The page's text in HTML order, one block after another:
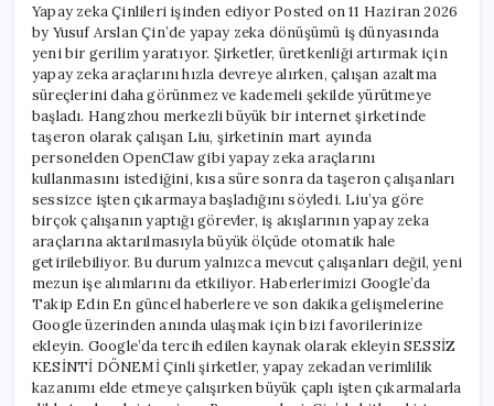
Yapay zeka Çinlileri işinden ediyor Posted on 11 Haziran 2026
by Yusuf Arslan Çin’de yapay zeka dönüşümü iş dünyasında
yeni bir gerilim yaratıyor. Şirketler, üretkenliği artırmak için
yapay zeka araçlarını hızla devreye alırken, çalışan azaltma
süreçlerini daha görünmez ve kademeli şekilde yürütmeye
başladı. Hangzhou merkezli büyük bir internet şirketinde
taşeron olarak çalışan Liu, şirketinin mart ayında
personelden OpenClaw gibi yapay zeka araçlarını
kullanmasını istediğini, kısa süre sonra da taşeron çalışanları
sessizce işten çıkarmaya başladığını söyledi. Liu’ya göre
birçok çalışanın yaptığı görevler, iş akışlarının yapay zeka
araçlarına aktarılmasıyla büyük ölçüde otomatik hale
getirilebiliyor. Bu durum yalnızca mevcut çalışanları değil, yeni
mezun işe alımlarını da etkiliyor. Haberlerimizi Google’da
Takip Edin En güncel haberlere ve son dakika gelişmelerine
Google üzerinden anında ulaşmak için bizi favorilerinize
ekleyin. Google’da tercih edilen kaynak olarak ekleyin SESSİZ
KESİNTİ DÖNEMİ Çinli şirketler, yapay zekadan verimlilik
kazanımı elde etmeye çalışırken büyük çaplı işten çıkarmalarla